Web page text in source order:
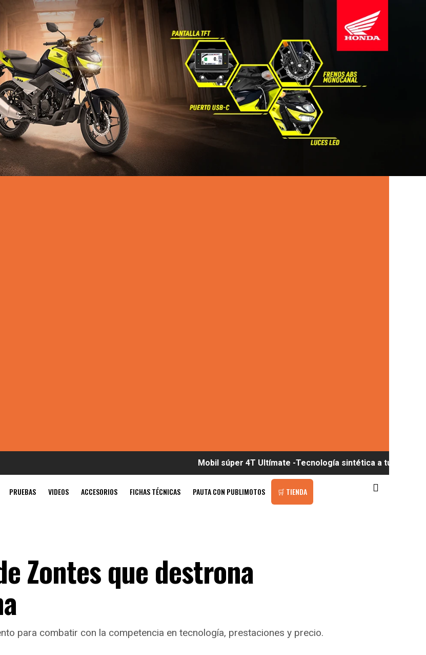
Mobil súper 4T Ultímate -Tecnología sintética a tu alcance
PRUEBAS VIDEOS ACCESORIOS FICHAS TÉCNICAS PAUTA CON PUBLIMOTOS 🛒 TIENDA
Zontes que destrona
para combatir con la competencia en tecnología, prestaciones y precio.